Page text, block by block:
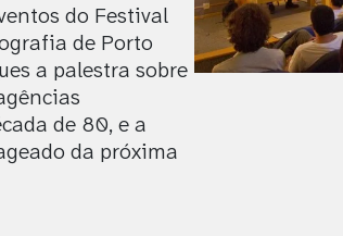
do Festival
de Porto
a palestra sobre
de 80, e a
da próxima